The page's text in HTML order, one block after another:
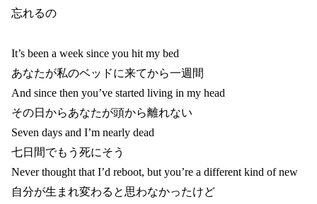
忘れるの
It’s been a week since you hit my bed
あなたが私のベッドに来てから一週間
And since then you’ve started living in my head
その日からあなたが頭から離れない
Seven days and I’m nearly dead
七日間でもう死にそう
Never thought that I’d reboot, but you’re a different kind of new
自分が生まれ変わると思わなかったけど